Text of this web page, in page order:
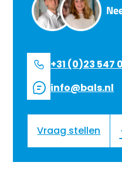
+31 (0)23 547
info@bals.nl
Vraag stellen